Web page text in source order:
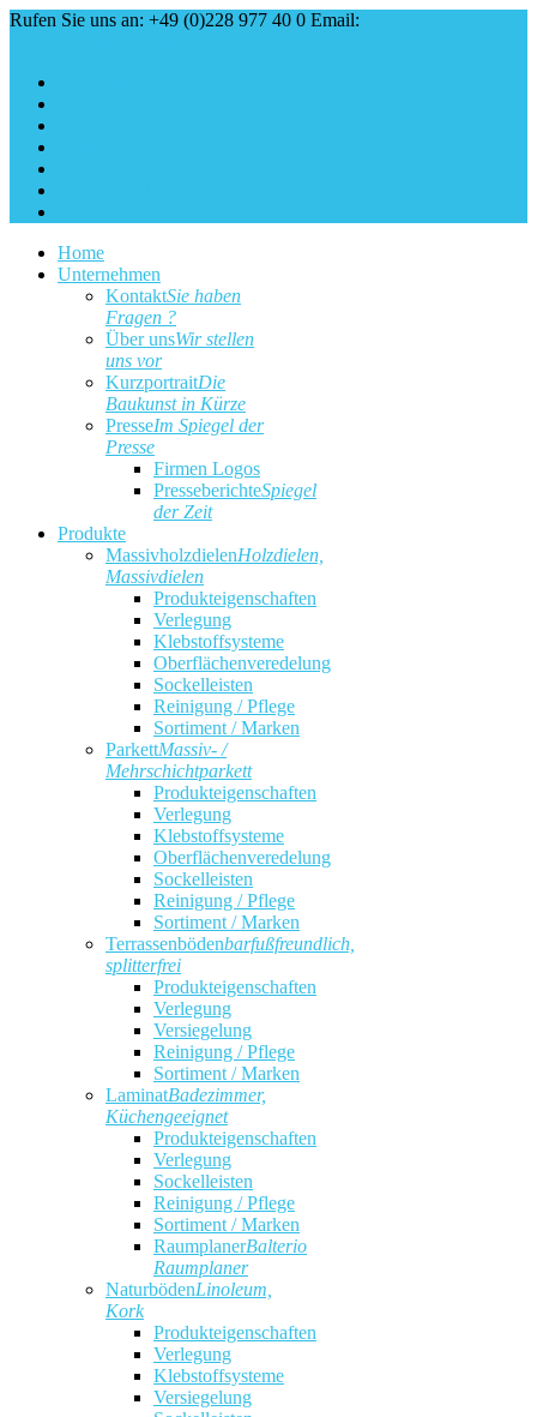
Rufen Sie uns an: +49 (0)228 977 40 0 Email:
Home
Unternehmen
KontaktSie haben
Fragen ?
Über unsWir stellen
uns vor
KurzportraitDie
Baukunst in Kürze
PresseIm Spiegel der
Presse
Firmen Logos
PresseberichteSpiegel
der Zeit
Produkte
MassivholzdielenHolzdielen,
Massivdielen
Produkteigenschaften
Verlegung
Klebstoffsysteme
Oberflächenveredelung
Sockelleisten
Reinigung / Pflege
Sortiment / Marken
ParkettMassiv- /
Mehrschichtparkett
Produkteigenschaften
Verlegung
Klebstoffsysteme
Oberflächenveredelung
Sockelleisten
Reinigung / Pflege
Sortiment / Marken
Terrassenbödenbarfußfreundlich,
splitterfrei
Produkteigenschaften
Verlegung
Versiegelung
Reinigung / Pflege
Sortiment / Marken
LaminatBadezimmer,
Küchengeeignet
Produkteigenschaften
Verlegung
Sockelleisten
Reinigung / Pflege
Sortiment / Marken
RaumplanerBalterio
Raumplaner
NaturbödenLinoleum,
Kork
Produkteigenschaften
Verlegung
Klebstoffsysteme
Versiegelung